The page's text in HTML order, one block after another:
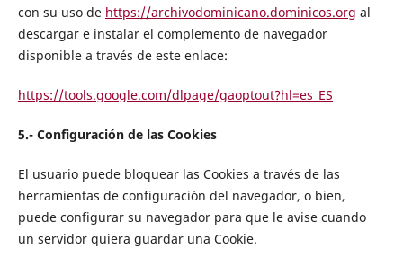
con su uso de https://archivodominicano.dominicos.org al
descargar e instalar el complemento de navegador
disponible a través de este enlace:
https://tools.google.com/dlpage/gaoptout?hl=es_ES
5.- Configuración de las Cookies
El usuario puede bloquear las Cookies a través de las
herramientas de configuración del navegador, o bien,
puede configurar su navegador para que le avise cuando
un servidor quiera guardar una Cookie.